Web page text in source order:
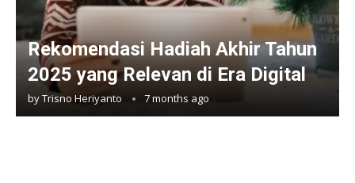
Rekomendasi Hadiah Akhir Tahun
2025 yang Relevan di Era Digital
byTrisno Heriyanto 7 months ago